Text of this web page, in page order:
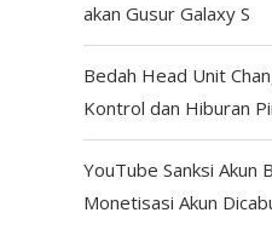
akan Gusur Galaxy S
Bedah Head Unit
Kontrol dan Hiburan
YouTube Sanksi Akun
Monetisasi Akun